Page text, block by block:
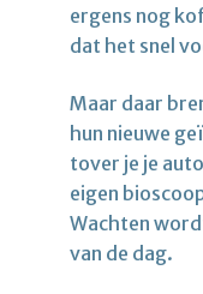
ergens nog
dat het snel
Maar daar
hun nieuwe
tover je je
eigen
Wachten
van de dag.